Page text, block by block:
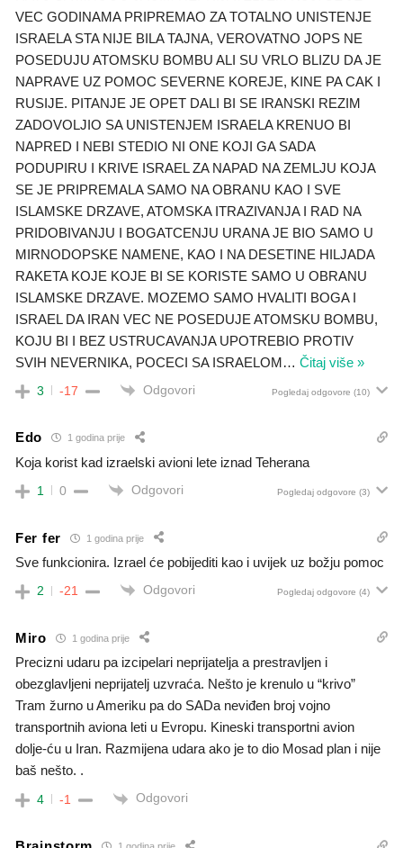
VEC GODINAMA PRIPREMAO ZA TOTALNO UNISTENJE
ISRAELA STA NIJE BILA TAJNA, VEROVATNO JOPS NE
POSEDUJU ATOMSKU BOMBU ALI SU VRLO BLIZU DA JE
NAPRAVE UZ POMOC SEVERNE KOREJE, KINE PA CAK I
RUSIJE. PITANJE JE OPET DALI BI SE IRANSKI REZIM
ZADOVOLJIO SA UNISTENJEM ISRAELA KRENUO BI
NAPRED I NEBI STEDIO NI ONE KOJI GA SADA
PODUPIRU I KRIVE ISRAEL ZA NAPAD NA ZEMLJU KOJA
SE JE PRIPREMALA SAMO NA OBRANU KAO I SVE
ISLAMSKE DRZAVE, ATOMSKA ITRAZIVANJA I RAD NA
PRIDOBIVANJU I BOGATCENJU URANA JE BIO SAMO U
MIRNODOPSKE NAMENE, KAO I NA DESETINE HILJADA
RAKETA KOJE KOJE BI SE KORISTE SAMO U OBRANU
ISLAMSKE DRZAVE. MOZEMO SAMO HVALITI BOGA I
ISRAEL DA IRAN VEC NE POSEDUJE ATOMSKU BOMBU,
KOJU BI I BEZ USTRUCAVANJA UPOTREBIO PROTIV
SVIH NEVERNIKA, POCECI SA ISRAELOM… Čitaj više »
3 -17 Odgovori Pogledaj odgovore (10)
Edo 1 godina prije
Koja korist kad izraelski avioni lete iznad Teherana
1 0 Odgovori Pogledaj odgovore (3)
Fer fer 1 godina prije
Sve funkcionira. Izrael će pobijediti kao i uvijek uz božju pomoc
2 -21 Odgovori Pogledaj odgovore (4)
Miro 1 godina prije
Precizni udaru pa izcipelari neprijatelja a prestravljen i
obezglavljeni neprijatelj uzvraća. Nešto je krenulo u “krivo”
Tram žurno u Ameriku pa do SADa neviđen broj vojno
transportnih aviona leti u Evropu. Kineski transportni avion
dolje-ću u Iran. Razmijena udara ako je to dio Mosad plan i nije
baš nešto. .
4 -1 Odgovori